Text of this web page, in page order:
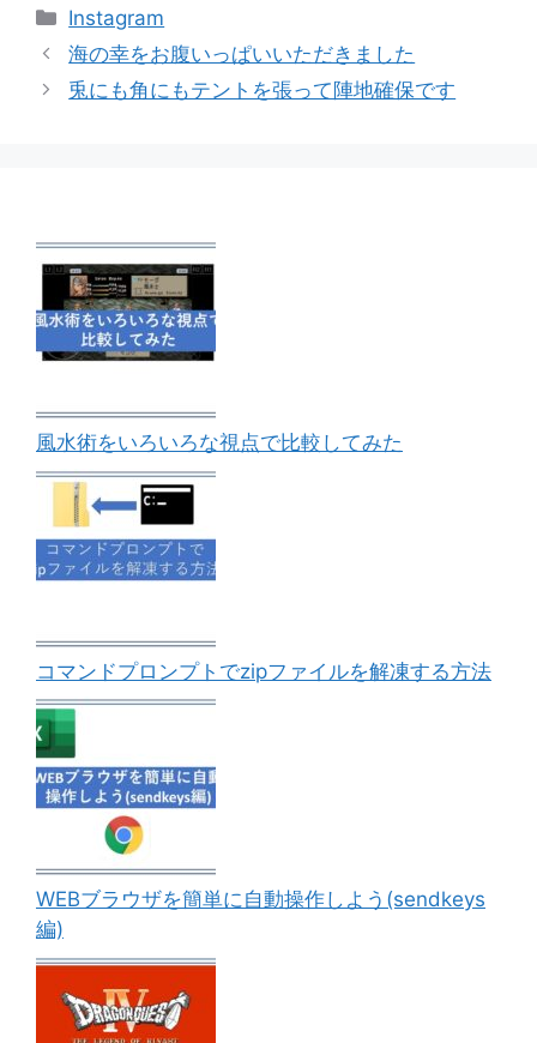
カ
テ
リ
Instagram
海の幸をお腹いっぱいいただきました
兎にも角にもテントを張って陣地確保です
風水術をいろいろな視点で比較してみた
コマンドプロンプトでzipファイルを解凍する方法
WEBブラウザを簡単に自動操作しよう(sendkeys
編)